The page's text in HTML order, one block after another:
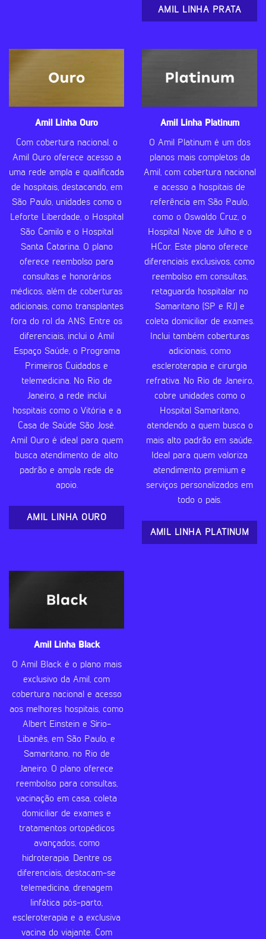
AMIL LINHA PRATA
Amil Linha Ouro
Com cobertura nacional, o
Amil Ouro oferece acesso a
uma rede ampla e qualificada
de hospitais, destacando, em
São Paulo, unidades como o
Leforte Liberdade, o Hospital
São Camilo e o Hospital
Santa Catarina. O plano
oferece reembolso para
consultas e honorários
médicos, além de coberturas
adicionais, como transplantes
fora do rol da ANS. Entre os
diferenciais, inclui o Amil
Espaço Saúde, o Programa
Primeiros Cuidados e
telemedicina. No Rio de
Janeiro, a rede inclui
hospitais como o Vitória e a
Casa de Saúde São José.
Amil Ouro é ideal para quem
busca atendimento de alto
padrão e ampla rede de
apoio.
AMIL LINHA OURO
Amil Linha Platinum
O Amil Platinum é um dos
planos mais completos da
Amil, com cobertura nacional
e acesso a hospitais de
referência em São Paulo,
como o Oswaldo Cruz, o
Hospital Nove de Julho e o
HCor. Este plano oferece
diferenciais exclusivos, como
reembolso em consultas,
retaguarda hospitalar no
Samaritano (SP e RJ) e
coleta domiciliar de exames.
Inclui também coberturas
adicionais, como
escleroterapia e cirurgia
refrativa. No Rio de Janeiro,
cobre unidades como o
Hospital Samaritano,
atendendo a quem busca o
mais alto padrão em saúde.
Ideal para quem valoriza
atendimento premium e
serviços personalizados em
todo o país.
AMIL LINHA PLATINUM
Amil Linha Black
O Amil Black é o plano mais
exclusivo da Amil, com
cobertura nacional e acesso
aos melhores hospitais, como
Albert Einstein e Sírio-
Libanês, em São Paulo, e
Samaritano, no Rio de
Janeiro. O plano oferece
reembolso para consultas,
vacinação em casa, coleta
domiciliar de exames e
tratamentos ortopédicos
avançados, como
hidroterapia. Dentre os
diferenciais, destacam-se
telemedicina, drenagem
linfática pós-parto,
escleroterapia e a exclusiva
vacina do viajante. Com